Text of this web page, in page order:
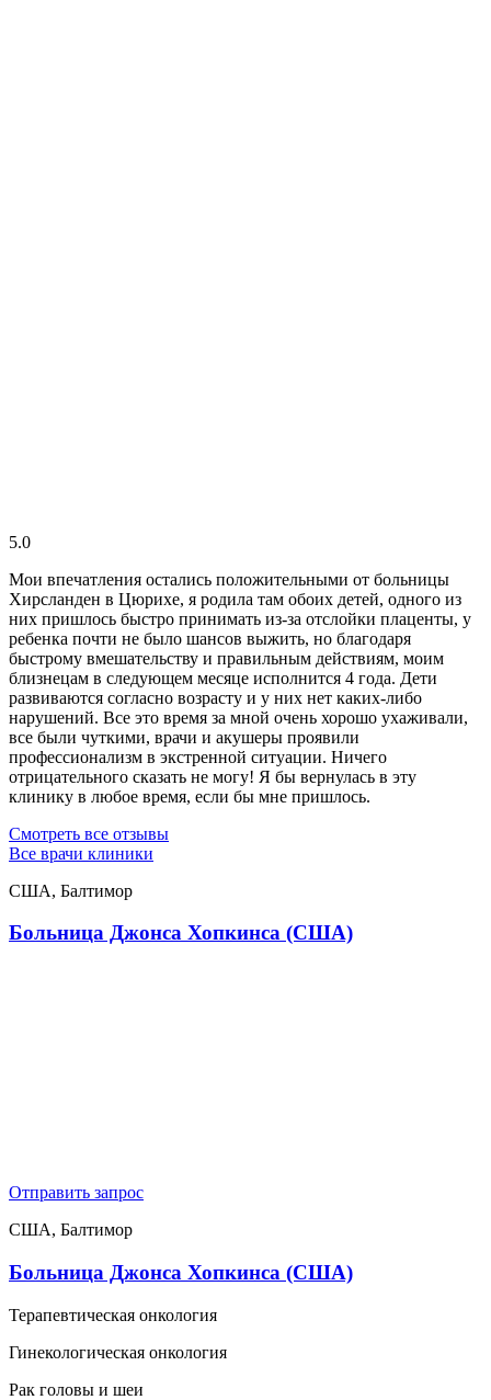
5.0
Мои впечатления остались положительными от больницы
Хирсланден в Цюрихе, я родила там обоих детей, одного из
них пришлось быстро принимать из-за отслойки плаценты, у
ребенка почти не было шансов выжить, но благодаря
быстрому вмешательству и правильным действиям, моим
близнецам в следующем месяце исполнится 4 года. Дети
развиваются согласно возрасту и у них нет каких-либо
нарушений. Все это время за мной очень хорошо ухаживали,
все были чуткими, врачи и акушеры проявили
профессионализм в экстренной ситуации. Ничего
отрицательного сказать не могу! Я бы вернулась в эту
клинику в любое время, если бы мне пришлось.
Смотреть все отзывы
Все врачи клиники
США, Балтимор
Больница Джонса Хопкинса (США)
Отправить запрос
США, Балтимор
Больница Джонса Хопкинса (США)
Терапевтическая онкология
Гинекологическая онкология
Рак головы и шеи